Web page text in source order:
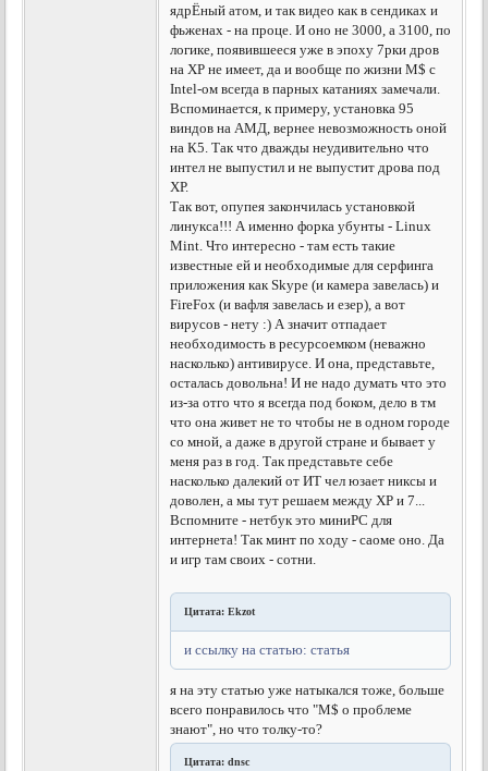
ядрЁный атом, и так видео как в сендиках и
фьженах - на проце. И оно не 3000, а 3100, по
логике, появившееся уже в эпоху 7рки дров
на ХР не имеет, да и вообще по жизни М$ с
Intel-ом всегда в парных катаниях замечали.
Вспоминается, к примеру, установка 95
виндов на АМД, вернее невозможность оной
на К5. Так что дважды неудивительно что
интел не выпустил и не выпустит дрова под
ХР.
Так вот, опупея закончилась установкой
линукса!!! А именно форка убунты - Linux
Mint. Что интересно - там есть такие
известные ей и необходимые для серфинга
приложения как Skype (и камера завелась) и
FireFox (и вафля завелась и езер), а вот
вирусов - нету :) А значит отпадает
необходимость в ресурсоемком (неважно
насколько) антивирусе. И она, представьте,
осталась довольна! И не надо думать что это
из-за отго что я всегда под боком, дело в тм
что она живет не то чтобы не в одном городе
со мной, а даже в другой стране и бывает у
меня раз в год. Так представьте себе
насколько далекий от ИТ чел юзает никсы и
доволен, а мы тут решаем между ХР и 7...
Вспомните - нетбук это миниРС для
интернета! Так минт по ходу - саоме оно. Да
и игр там своих - сотни.
Цитата: Ekzot
и ссылку на статью: статья
я на эту статью уже натыкался тоже, больше
всего понравилось что "М$ о проблеме
знают", но что толку-то?
Цитата: dnsc